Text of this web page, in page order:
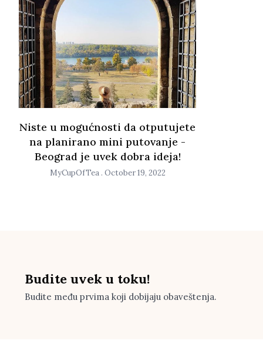
Niste u mogućnosti da otputujete
na planirano mini putovanje -
Beograd je uvek dobra ideja!
MyCupOfTea October 19, 2022
Budite uvek u toku!
Budite među prvima koji dobijaju obaveštenja.